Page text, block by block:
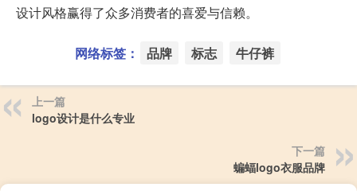
设计风格赢得了众多消费者的喜爱与信赖。
网络标签： 品牌 标志 牛仔裤
上一篇
logo设计是什么专业
下一篇
蝙蝠logo衣服品牌